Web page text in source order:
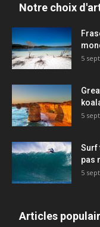
Notre choix
5
5
Surf
pas
5
Articles